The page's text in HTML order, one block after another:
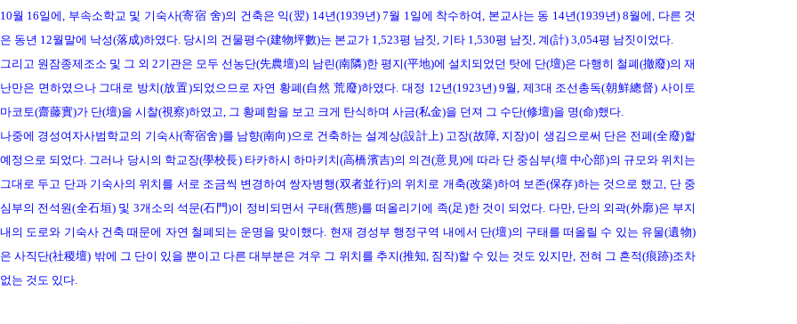
10월 16일에, 부속소학교 및 기숙사(寄宿 舍)의 건축은 익(翌) 14년(1939년) 7월 1일에 착수하여, 본교사는 동 14년(1939년) 8월에, 다른 것
은 동년 12월말에 낙성(落成)하였다. 당시의 건물평수(建物坪數)는 본교가 1,523평 남짓, 기타 1,530평 남짓, 계(計) 3,054평 남짓이었다.
그리고 원잠종제조소 및 그 외 2기관은 모두 선농단(先農壇)의 남린(南隣)한 평지(平地)에 설치되었던 탓에 단(壇)은 다행히 철폐(撤廢)의 재
난만은 면하였으나 그대로 방치(放置)되었으므로 자연 황폐(自然 荒廢)하였다. 대정 12년(1923년) 9월, 제3대 조선총독(朝鮮總督) 사이토
마코토(齋藤實)가 단(壇)을 시찰(視察)하였고, 그 황폐함을 보고 크게 탄식하며 사금(私金)을 던져 그 수단(修壇)을 명(命)했다.
나중에 경성여자사범학교의 기숙사(寄宿舍)를 남향(南向)으로 건축하는 설계상(設計上) 고장(故障, 지장)이 생김으로써 단은 전폐(全廢)할
예정으로 되었다. 그러나 당시의 학교장(學校長) 타카하시 하마키치(高橋濱吉)의 의견(意見)에 따라 단 중심부(壇 中心部)의 규모와 위치는
그대로 두고 단과 기숙사의 위치를 서로 조금씩 변경하여 쌍자병행(双者並行)의 위치로 개축(改築)하여 보존(保存)하는 것으로 했고, 단 중
심부의 전석원(全石垣) 및 3개소의 석문(石門)이 정비되면서 구태(舊態)를 떠올리기에 족(足)한 것이 되었다. 다만, 단의 외곽(外廓)은 부지
내의 도로와 기숙사 건축 때문에 자연 철폐되는 운명을 맞이했다. 현재 경성부 행정구역 내에서 단(壇)의 구태를 떠올릴 수 있는 유물(遺物)
은 사직단(社稷壇) 밖에 그 단이 있을 뿐이고 다른 대부분은 겨우 그 위치를 추지(推知, 짐작)할 수 있는 것도 있지만, 전혀 그 흔적(痕跡)조차
없는 것도 있다.